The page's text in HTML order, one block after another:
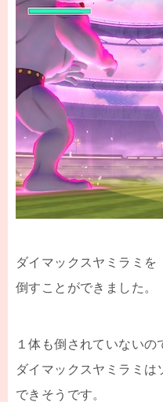
ダイマックスヤミラミを
倒すことができました。
１体も倒されていないの
ダイマックスヤミラミは
できそうです。